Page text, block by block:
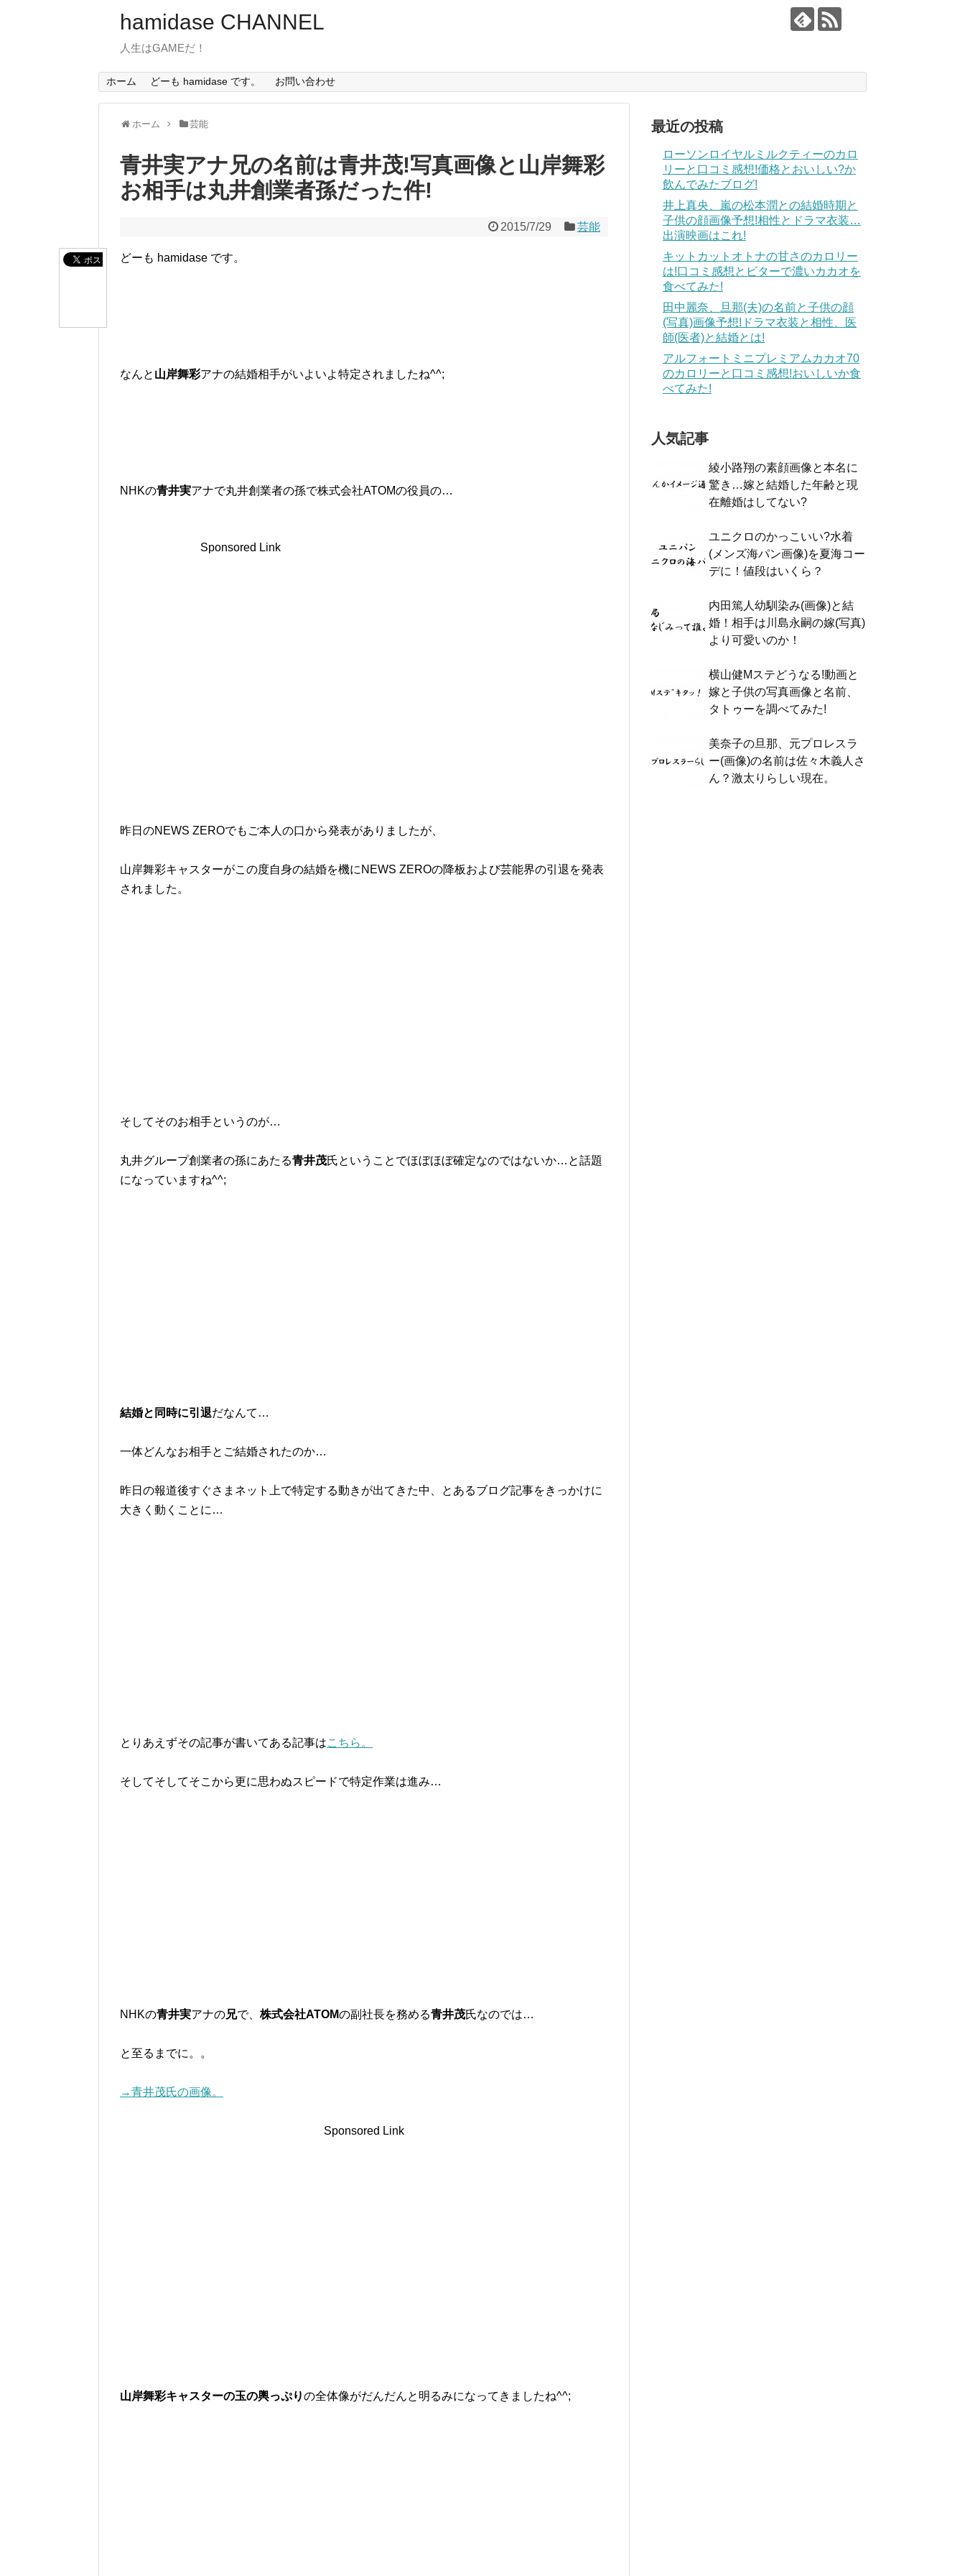
hamidase CHANNEL
人生はGAMEだ！
ホーム どーも hamidase です。 お問い合わせ
ホーム 芸能
青井実アナ兄の名前は青井茂!写真画像と山岸舞彩
お相手は丸井創業者孫だった件!
2015/7/29 芸能
どーも hamidase です。
なんと 山岸舞彩アナの結婚相手がいよいよ特定されましたね^^;
NHKの青井実アナで丸井創業者の孫で株式会社ATOMの役員の…
Sponsored Link
昨日のNEWS ZEROでもご本人の口から発表がありましたが、
山岸舞彩キャスターがこの度自身の結婚を機にNEWS ZEROの降板および芸能界の引退を発表
されました。
そしてそのお相手というのが…
丸井グループ創業者の孫にあたる青井茂氏ということでほぼほぼ確定なのではないか…と話題
になっていますね^^;
結婚と同時に引退だなんて…
一体どんなお相手とご結婚されたのか…
昨日の報道後すぐさまネット上で特定する動きが出てきた中、とあるブログ記事をきっかけに
大きく動くことに…
とりあえずその記事が書いてある記事はこちら。
そしてそしてそこから更に思わぬスピードで特定作業は進み…
NHKの青井実アナの兄で、 株式会社ATOMの副社長を務める青井茂氏なのでは…
と至るまでに。。
→青井茂氏の画像。
Sponsored Link
山岸舞彩キャスターの玉の輿っぷりの全体像がだんだんと明るみになってきましたね^^;
最近の投稿
ローソンロイヤルミルクティーのカロ
リーと口コミ感想!価格とおいしい?か
飲んでみたブログ!
井上真央、嵐の松本潤との結婚時期と
子供の顔画像予想!相性とドラマ衣装…
出演映画はこれ!
キットカットオトナの甘さのカロリー
は!口コミ感想とビターで濃いカカオを
食べてみた!
田中麗奈、旦那(夫)の名前と子供の顔
(写真)画像予想!ドラマ衣装と相性、医
師(医者)と結婚とは!
アルフォートミニプレミアムカカオ70
のカロリーと口コミ感想!おいしいか食
べてみた!
人気記事
綾小路翔の素顔画像と本名に
驚き…嫁と結婚した年齢と現
在離婚はしてない?
ユニクロのかっこいい?水着
(メンズ海パン画像)を夏海コー
デに！値段はいくら？
内田篤人幼馴染み(画像)と結
婚！相手は川島永嗣の嫁(写真)
より可愛いのか！
横山健Mステどうなる!動画と
嫁と子供の写真画像と名前、
タトゥーを調べてみた!
美奈子の旦那、元プロレスラ
ー(画像)の名前は佐々木義人さ
ん？激太りらしい現在。